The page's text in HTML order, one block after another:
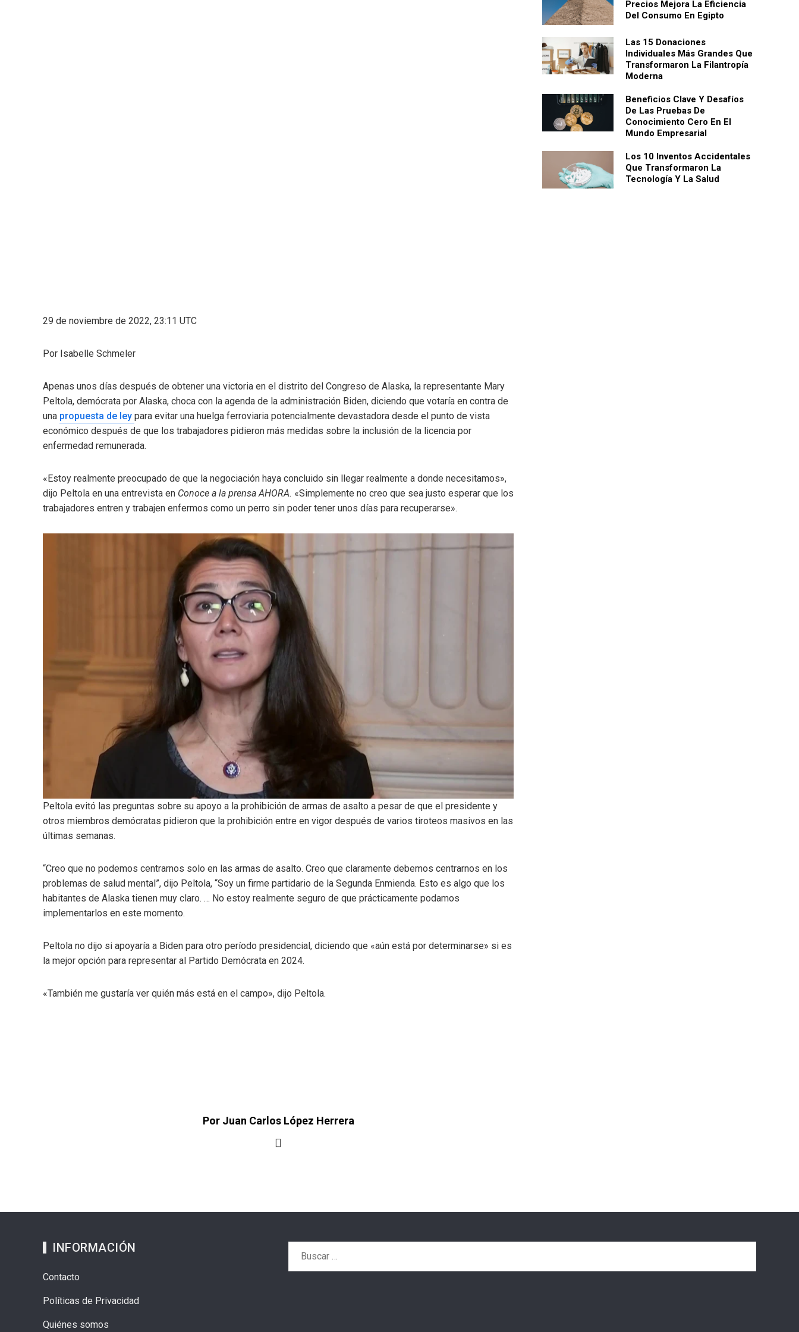
29 de noviembre de 2022, 23:11 UTC
Por Isabelle Schmeler
Apenas unos días después de obtener una victoria en el distrito del Congreso de Alaska, la representante Mary
Peltola, demócrata por Alaska, choca con la agenda de la administración Biden, diciendo que votaría en contra de
una propuesta de ley para evitar una huelga ferroviaria potencialmente devastadora desde el punto de vista
económico después de que los trabajadores pidieron más medidas sobre la inclusión de la licencia por
enfermedad remunerada.
«Estoy realmente preocupado de que la negociación haya concluido sin llegar realmente a donde necesitamos»,
dijo Peltola en una entrevista en Conoce a la prensa AHORA. «Simplemente no creo que sea justo esperar que los
trabajadores entren y trabajen enfermos como un perro sin poder tener unos días para recuperarse».
Peltola evitó las preguntas sobre su apoyo a la prohibición de armas de asalto a pesar de que el presidente y
otros miembros demócratas pidieron que la prohibición entre en vigor después de varios tiroteos masivos en las
últimas semanas.
“Creo que no podemos centrarnos solo en las armas de asalto. Creo que claramente debemos centrarnos en los
problemas de salud mental”, dijo Peltola, “Soy un firme partidario de la Segunda Enmienda. Esto es algo que los
habitantes de Alaska tienen muy claro. … No estoy realmente seguro de que prácticamente podamos
implementarlos en este momento.
Peltola no dijo si apoyaría a Biden para otro período presidencial, diciendo que «aún está por determinarse» si es
la mejor opción para representar al Partido Demócrata en 2024.
«También me gustaría ver quién más está en el campo», dijo Peltola.
Por Juan Carlos López Herrera
Precios Mejora La Eficiencia
Del Consumo En Egipto
Las 15 Donaciones
Individuales Más Grandes Que
Transformaron La Filantropía
Moderna
Beneficios Clave Y Desafíos
De Las Pruebas De
Conocimiento Cero En El
Mundo Empresarial
Los 10 Inventos Accidentales
Que Transformaron La
Tecnología Y La Salud
INFORMACIÓN
Contacto
Políticas de Privacidad
Quiénes somos